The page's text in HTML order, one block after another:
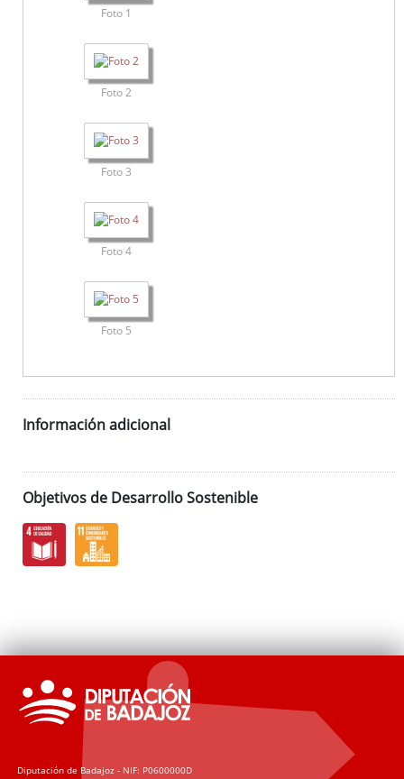
Foto 1
Foto 2
Foto 3
Foto 4
Foto 5
Información adicional
Objetivos de Desarrollo Sostenible
Diputación de Badajoz - NIF: P0600000D